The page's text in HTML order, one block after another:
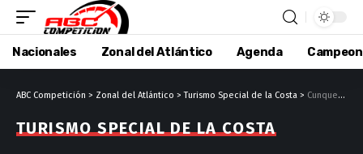
Nacionales Zonal del Atlántico Agenda
ABC Competición > Zonal del Atlántico >Turismo Special de la Costa > Cunqueiro vuelve de local
TURISMO SPECIAL DE LA COSTA